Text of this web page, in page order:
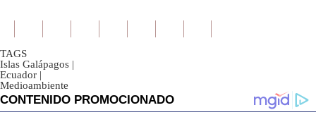
TAGS
Islas Galápagos |
Ecuador |
Medioambiente